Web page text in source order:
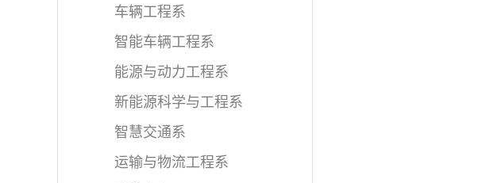
车辆工程系
智能车辆工程系
能源与动力工程系
新能源科学与工程系
智慧交通系
运输与物流工程系